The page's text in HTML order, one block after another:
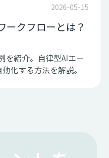
2026-05-15
ークフローとは？
を紹介。自律型AIエー
化する方法を解説。